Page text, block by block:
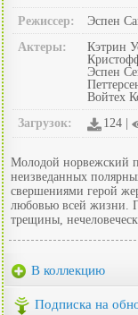
Режиссер:
Эспен
Актеры:
Кэтрин
Эспен
Войтех
Загрузок:
124 |
Молодой норвежский
неизведанных
свершениями герой
любовью всей жизни.
трещины,
В коллекцию
Подписка на